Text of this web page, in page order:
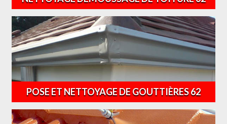
POSE ET NETTOYAGE DE GOUTTIÈRES 62